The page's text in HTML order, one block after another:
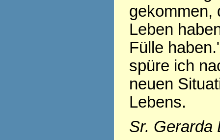
gekommen,
Leben
Fülle
spüre ich
neuen
Lebens.
Sr. Gerarda